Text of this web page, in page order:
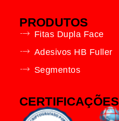
PRODUTOS
Fitas Dupla Face
Adesivos HB Fuller
Segmentos
CERTIFICAÇÕES